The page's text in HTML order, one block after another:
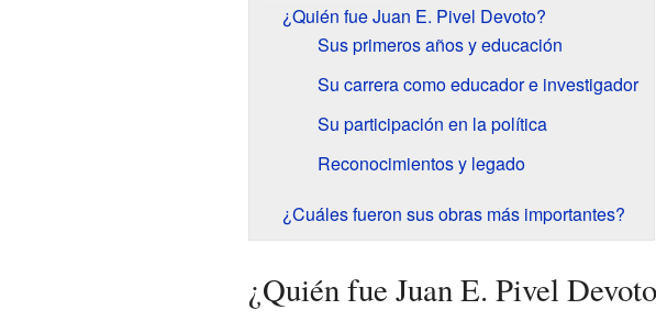
¿Quién fue Juan E. Pivel Devoto?
Sus primeros años y educación
Su carrera como educador e investigador
Su participación en la política
Reconocimientos y legado
¿Cuáles fueron sus obras más importantes?
¿Quién fue Juan E. Pivel